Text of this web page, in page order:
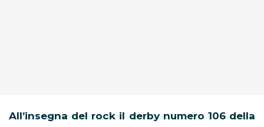
All’insegna del rock il derby numero 106 della